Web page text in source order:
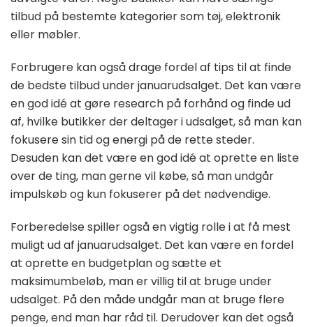
tilbud på bestemte kategorier som tøj, elektronik
eller møbler.
Forbrugere kan også drage fordel af tips til at finde
de bedste tilbud under januarudsalget. Det kan være
en god idé at gøre research på forhånd og finde ud
af, hvilke butikker der deltager i udsalget, så man kan
fokusere sin tid og energi på de rette steder.
Desuden kan det være en god idé at oprette en liste
over de ting, man gerne vil købe, så man undgår
impulskøb og kun fokuserer på det nødvendige.
Forberedelse spiller også en vigtig rolle i at få mest
muligt ud af januarudsalget. Det kan være en fordel
at oprette en budgetplan og sætte et
maksimumbeløb, man er villig til at bruge under
udsalget. På den måde undgår man at bruge flere
penge, end man har råd til. Derudover kan det også